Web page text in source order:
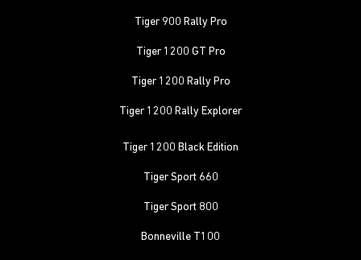
Tiger 900 Rally Pro
Tiger 1200 GT Pro
Tiger 1200 Rally Pro
Tiger 1200 Rally Explorer
Tiger 1200 Black Edition
Tiger Sport 660
Tiger Sport 800
Bonneville T100